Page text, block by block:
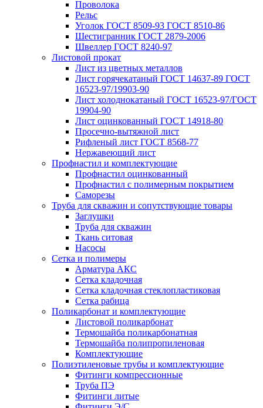
Проволока
Рельс
Уголок ГОСТ 8509-93 ГОСТ 8510-86
Шестигранник ГОСТ 2879-2006
Швеллер ГОСТ 8240-97
Листовой прокат
Лист из цветных металлов
Лист горячекатаный ГОСТ 14637-89 ГОСТ
16523-97/19903-90
Лист холоднокатаный ГОСТ 16523-97/ГОСТ
19904-90
Лист оцинкованный ГОСТ 14918-80
Просечно-вытяжной лист
Рифленый лист ГОСТ 8568-77
Нержавеющий лист
Профнастил и комплектующие
Профнастил оцинкованный
Профнастил с полимерным покрытием
Саморезы
Труба для скважин и сопутствующие товары
Заглушки
Труба для скважин
Ткань ситовая
Насосы
Сетка и полимеры
Арматура АКС
Сетка кладочная
Сетка кладочная стеклопластиковая
Сетка рабица
Поликарбонат и комплектующие
Листовой поликарбонат
Термошайба поликарбонатная
Термошайба полипропиленовая
Комплектующие
Полиэтиленовые трубы и комплектующие
Фитинги компрессионные
Труба ПЭ
Фитинги литые